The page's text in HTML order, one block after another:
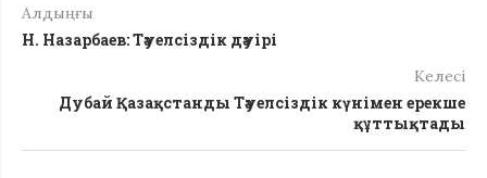
Алдыңғы
Н. Назарбаев: Тәуелсіздік дәуірі
Келесі
Дубай Қазақстанды Тәуелсіздік күнімен ерекше
құттықтады